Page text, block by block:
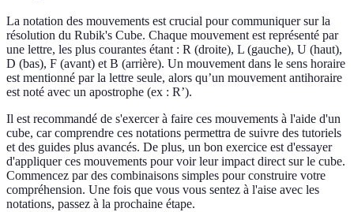
La notation des mouvements est crucial pour communiquer sur la
résolution du Rubik's Cube. Chaque mouvement est représenté par
une lettre, les plus courantes étant : R (droite), L (gauche), U (haut),
D (bas), F (avant) et B (arrière). Un mouvement dans le sens horaire
est mentionné par la lettre seule, alors qu’un mouvement antihoraire
est noté avec un apostrophe (ex : R’).
Il est recommandé de s'exercer à faire ces mouvements à l'aide d'un
cube, car comprendre ces notations permettra de suivre des tutoriels
et des guides plus avancés. De plus, un bon exercice est d'essayer
d'appliquer ces mouvements pour voir leur impact direct sur le cube.
Commencez par des combinaisons simples pour construire votre
compréhension. Une fois que vous vous sentez à l'aise avec les
notations, passez à la prochaine étape.